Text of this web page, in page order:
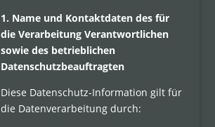
1. Name und Kontaktdaten des für
die Verarbeitung Verantwortlichen
sowie des betrieblichen
Datenschutzbeauftragten
Diese Datenschutz-Information gilt für
die Datenverarbeitung durch: